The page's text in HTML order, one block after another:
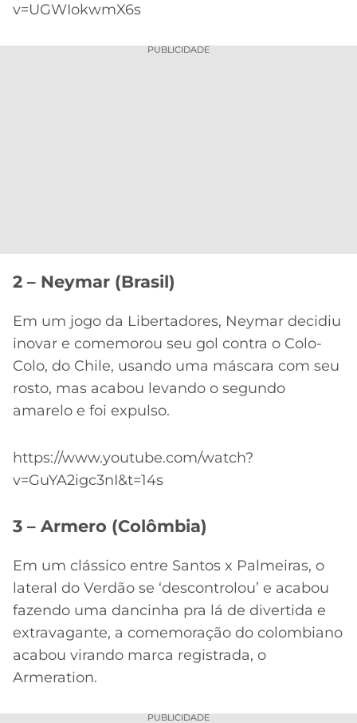
v=UGWIokwmX6s
PUBLICIDADE
2 – Neymar (Brasil)
Em um jogo da Libertadores, Neymar decidiu
inovar e comemorou seu gol contra o Colo-
Colo, do Chile, usando uma máscara com seu
rosto, mas acabou levando o segundo
amarelo e foi expulso.
https://www.youtube.com/watch?
v=GuYA2igc3nI&t=14s
3 – Armero (Colômbia)
Em um clássico entre Santos x Palmeiras, o
lateral do Verdão se ‘descontrolou’ e acabou
fazendo uma dancinha pra lá de divertida e
extravagante, a comemoração do colombiano
acabou virando marca registrada, o
Armeration.
PUBLICIDADE